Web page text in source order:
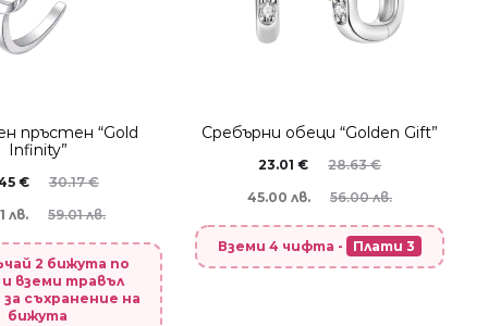
пръстен “Gold
Infinity”
30.17€
€
59.01 лв.
лв.
2 бижута по
вземи травъл
съхранение на
бижута
Сребърни обеци “Golden Gift”
28.63€
23.01€
56.00 лв.
45.00 лв.
Вземи 4 чифта - Плати 3